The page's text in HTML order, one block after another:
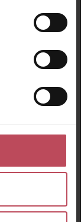
II
€ / 100 g)